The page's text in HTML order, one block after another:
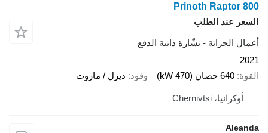
Prinoth Raptor 800
السعر عند الطلب
أعمال الحراثة - نشّارة ذاتية الدفع
2021
القوة 640 حصان (470 kW) وقود ديزل / مازوت
أوكرانيا، Chernivtsi
Aleanda